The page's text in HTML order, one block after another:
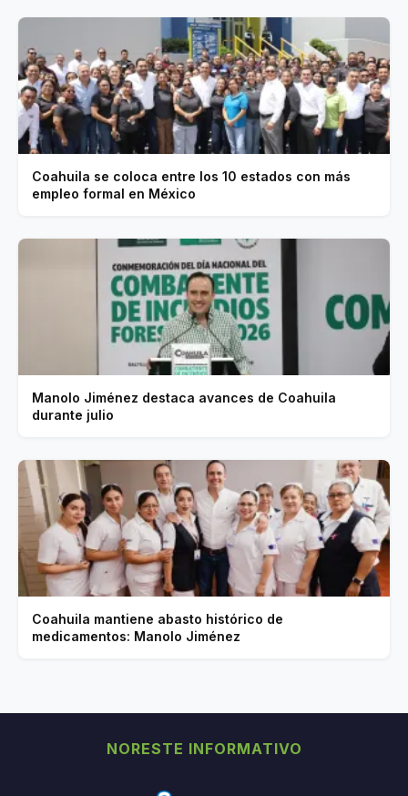
Coahuila se coloca entre los 10 estados con más
empleo formal en México
Manolo Jiménez destaca avances de Coahuila
durante julio
Coahuila mantiene abasto histórico de
medicamentos: Manolo Jiménez
NORESTE INFORMATIVO